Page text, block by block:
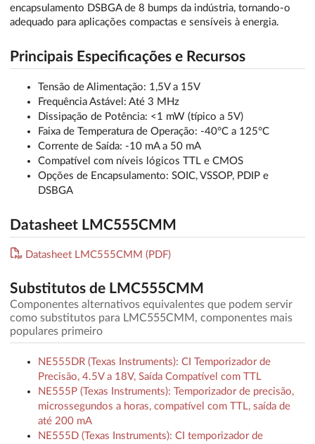
encapsulamento DSBGA de 8 bumps da indústria, tornando-o
adequado para aplicações compactas e sensíveis à energia.
Principais Especificações e Recursos
Tensão de Alimentação: 1,5V a 15V
Frequência Astável: Até 3 MHz
Dissipação de Potência: <1 mW (típico a 5V)
Faixa de Temperatura de Operação: -40°C a 125°C
Corrente de Saída: -10 mA a 50 mA
Compatível com níveis lógicos TTL e CMOS
Opções de Encapsulamento: SOIC, VSSOP, PDIP e
DSBGA
Datasheet LMC555CMM
Datasheet LMC555CMM (PDF)
Substitutos de LMC555CMM
Componentes alternativos equivalentes que podem servir
como substitutos para LMC555CMM, componentes mais
populares primeiro
NE555DR (Texas Instruments): CI Temporizador de
Precisão, 4.5V a 18V, Saída Compatível com TTL
NE555P (Texas Instruments): Temporizador de precisão,
microssegundos a horas, compatível com TTL, saída de
até 200 mA
NE555D (Texas Instruments): CI temporizador de